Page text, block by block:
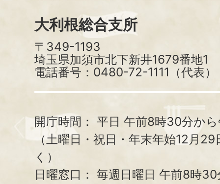
大利根総合支所
〒349-1193
埼玉県加須市北下新井1679番地1
電話番号：0480-72-1111（代表）
開庁時間： 平日 午前8時30分か
（土曜日・祝日・年末年始12月
く）
日曜窓口： 毎週日曜日 午前8時